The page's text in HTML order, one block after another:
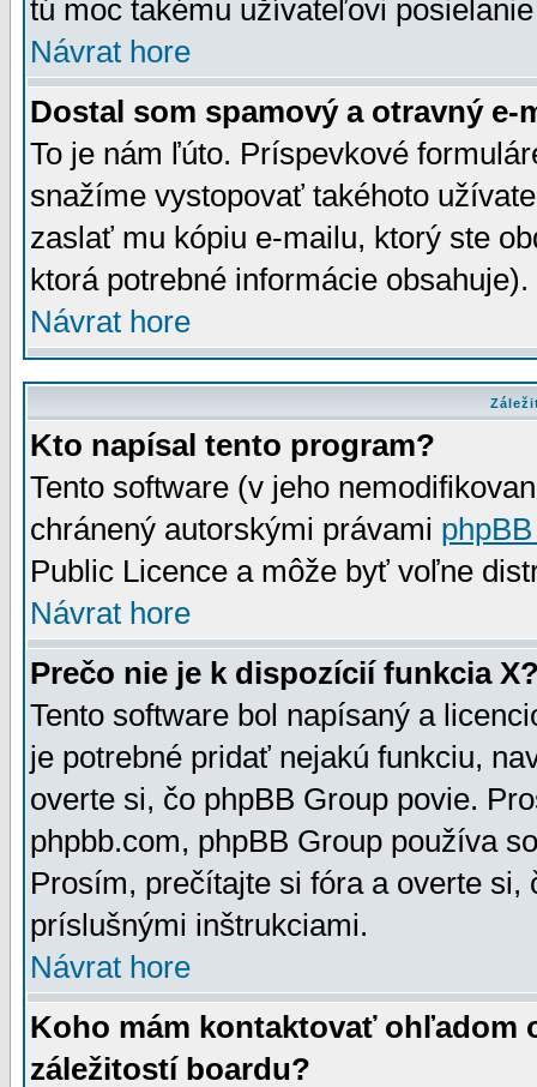
tú moc takému užívateľovi
Návrat hore
Dostal som spamový a otravný e-
To je nám ľúto. Príspevkové
snažíme vystopovať takéhoto
zaslať mu kópiu e-mailu, ktorý ste
ktorá potrebné informácie
Návrat hore
Kto napísal tento program?
Tento software (v jeho
chránený autorskými právami
Public Licence a môže byť voľne
Návrat hore
Prečo nie je k dispozícií funkcia
Tento software bol napísaný a
je potrebné pridať nejakú funkciu,
overte si, čo phpBB Group povie.
phpbb.com, phpBB Group používa
Prosím, prečítajte si fóra a overte
príslušnými inštrukciami.
Návrat hore
Koho mám kontaktovať ohľadom
záležitostí boardu?